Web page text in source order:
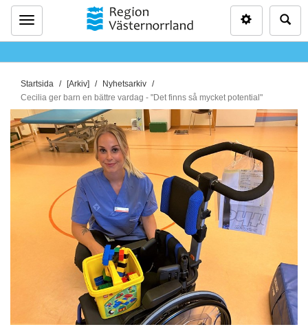
Meny
D
u
ä
r
h
ä
Startsida [Arkiv]
Nyhetsarkiv
Cecilia ger barn en bättre vardag - "Det finns så mycket potential"